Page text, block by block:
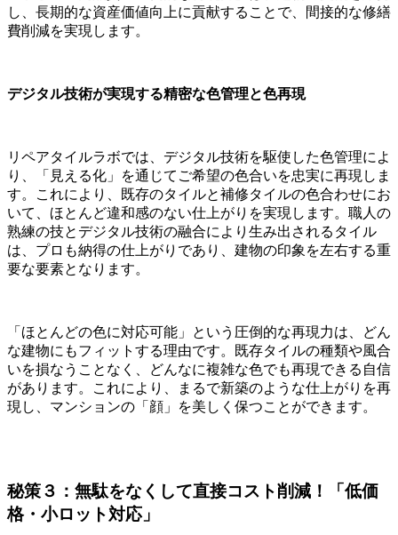
し、長期的な資産価値向上に貢献することで、間接的な修繕
費削減を実現します。
デジタル技術が実現する精密な色管理と色再現
リペアタイルラボでは、デジタル技術を駆使した色管理によ
り、「見える化」を通じてご希望の色合いを忠実に再現しま
す。これにより、既存のタイルと補修タイルの色合わせにお
いて、ほとんど違和感のない仕上がりを実現します。職人の
熟練の技とデジタル技術の融合により生み出されるタイル
は、プロも納得の仕上がりであり、建物の印象を左右する重
要な要素となります。
「ほとんどの色に対応可能」という圧倒的な再現力は、どん
な建物にもフィットする理由です。既存タイルの種類や風合
いを損なうことなく、どんなに複雑な色でも再現できる自信
があります。これにより、まるで新築のような仕上がりを再
現し、マンションの「顔」を美しく保つことができます。
秘策３：無駄をなくして直接コスト削減！「低価
格・小ロット対応」